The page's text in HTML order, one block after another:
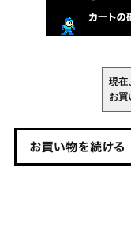
現在
お買